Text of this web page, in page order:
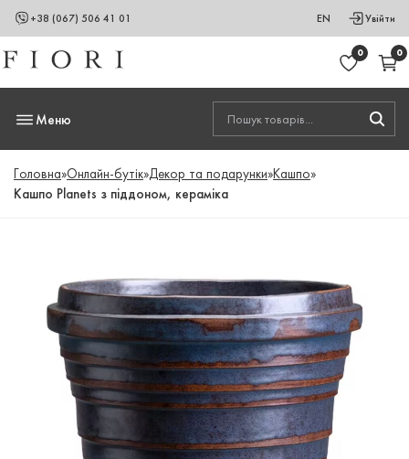
+38 (067) 506 41 01 EN Увійти
0 0
Меню
Головна»Онлайн-бутік»Декор та подарунки»Кашпо»
Кашпо Planets з піддоном, кераміка